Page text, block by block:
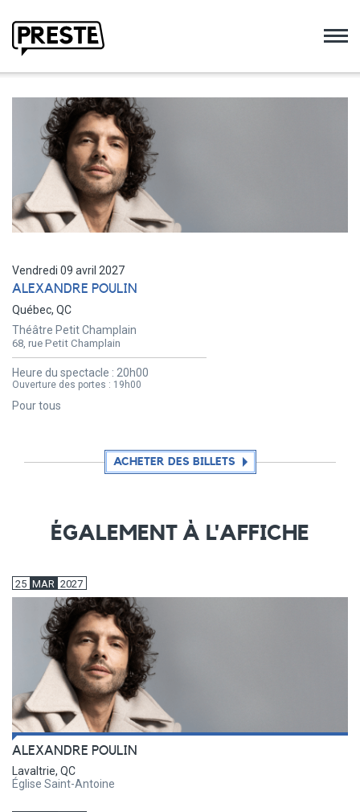
Vendredi 09 avril 2027
ALEXANDRE POULIN
Québec, QC
Théâtre Petit Champlain
68, rue Petit Champlain
Heure du spectacle : 20h00
Ouverture des portes : 19h00
Pour tous
ACHETER DES BILLETS
ÉGALEMENT À L'AFFICHE
25 MAR 2027
ALEXANDRE POULIN
Lavaltrie, QC
Église Saint-Antoine